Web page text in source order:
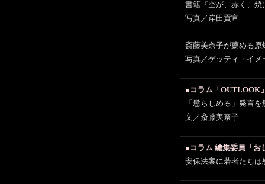
書籍『空が、赤く、焼
写真／岸田貢宣
斎藤美奈子が薦める原
写真／ゲッティ・イメ
●コラム「OUTLOOK
「懲らしめる」発言
文／斎藤美奈子
●コラム 編集委員「お
安保法案に若者たちは